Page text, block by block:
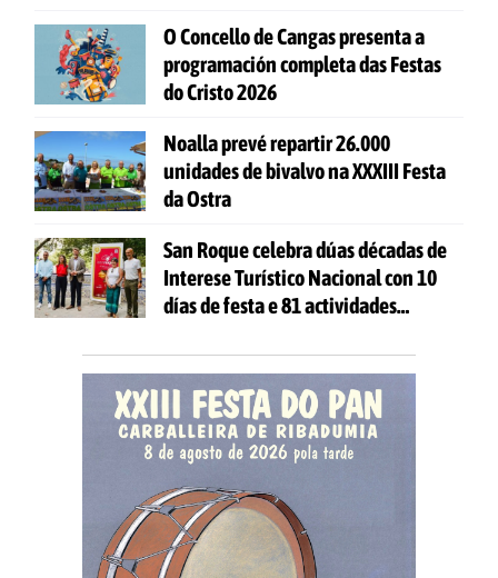
O Concello de Cangas presenta a
programación completa das Festas
do Cristo 2026
Noalla prevé repartir 26.000
unidades de bivalvo na XXXIII Festa
da Ostra
San Roque celebra dúas décadas de
Interese Turístico Nacional con 10
días de festa e 81 actividades